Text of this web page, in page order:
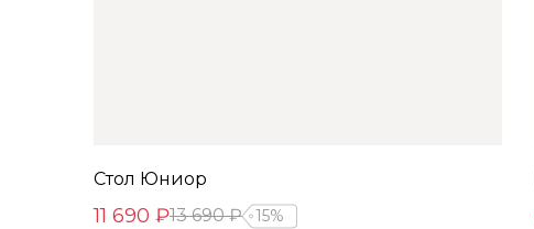
Стол Юниор
11 690 ₽13 690 ₽ 15%